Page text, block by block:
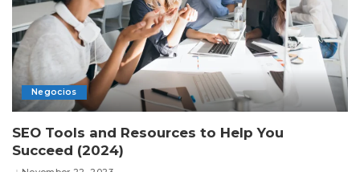
Negocios
SEO Tools and Resources to Help You
Succeed (2024)